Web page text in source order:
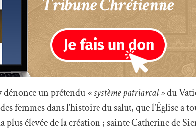
dénonce un prétendu« système patriarcal »du
femmes dans l’histoire du salut, que l’Église a
plus élevée de la création ; sainte Catherine de